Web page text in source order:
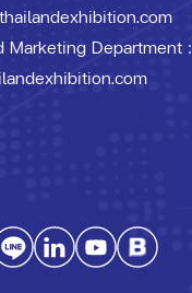
Marketing Department :